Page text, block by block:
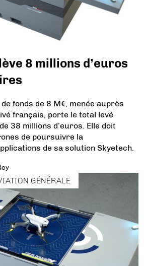
8 millions d’euros
fonds de 8 M€, menée auprès
français, porte le total levé
38 millions d’euros. Elle doit
de poursuivre la
de sa solution Skyetech.
GÉNÉRALE